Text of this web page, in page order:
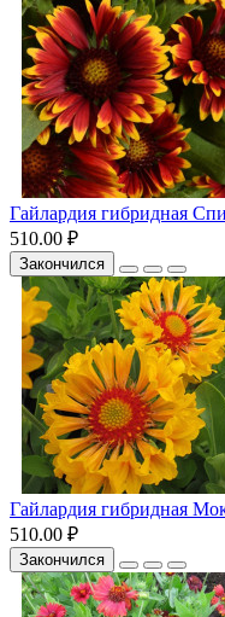
Гайлардия гибридная
510.00 ₽
Закончился
Гайлардия гибридная
510.00 ₽
Закончился